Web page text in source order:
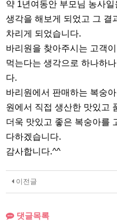
약 1년여동안 부모님 농사
생각을 해보게 되었고 그 결
차리게 되었습니다.
바리원을 찾아주시는 고객
먹는다는 생각으로 하나하
다.
바리원에서 판매하는 복숭
원에서 직접 생산한 맛있고
더욱 맛있고 좋은 복숭아를
다하겠습니다.
감사합니다.^^
이전글
댓글목록